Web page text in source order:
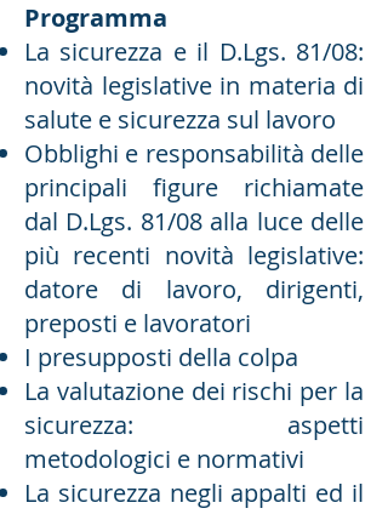
Programma
La sicurezza e il D.Lgs. 81/08:
novità legislative in materia di
salute e sicurezza sul lavoro
Obblighi e responsabilità delle
principali figure richiamate
dal D.Lgs. 81/08 alla luce delle
più recenti novità legislative:
datore di lavoro, dirigenti,
preposti e lavoratori
I presupposti della colpa
La valutazione dei rischi per la
sicurezza: aspetti
metodologici e normativi
La sicurezza negli appalti ed il